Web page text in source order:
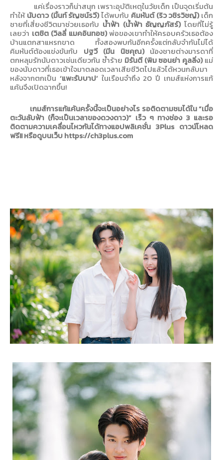
แค่เรื่องราวก็น่าสนุก เพราะอุบัติเหตุในวัยเด็ก เป็นจุดเริ่มต้น
ทำให้นับดาว(มิ้นท์ รัญชน์รวี)ได้พบกับ คิมหันต์(ริว วชิรวิชญ์)เด็ก
ชายที่เสี่ยงชีวิตมาช่วยเธอกับ น้ำฟ้า (น้ำฟ้า ธัญญภัสร์) โดยที่ไม่รู้
เลยว่า เตชิต (วิลลี่ แมคอินทอช) พ่อของเขาทำให้ครอบครัวเธอต้อง
บ้านแตกสาแหรกขาด ทั้งสองพบกันอีกครั้งแต่กลับจำกันไม่ได้
คิมหันต์ต้องแข่งขันกับ ปฐวี (มีน นิชคุณ) น้องชายต่างมารดาที่
ตกหลุมรักนับดาวเช่นเดียวกัน ซ้ำร้าย มิรันตี(พิม ซอนย่า คูลลิ่ง) แม่
ของนับดาวที่เธอเข้าใจมาตลอดเวลาเสียชีวิตไปแล้วได้หวนกลับมา
หลังจากตกเป็น ‘แพะรับบาป’ ในเรือนจำถึง 20ปี เกมส์แห่งการแก้
แค้นจึงเปิดฉากขึ้น!
เกมส์การแก้แค้นครั้งนี้จะเป็นอย่างไร รอติดตามชมได้ใน“เมื่อ
ตะวันลับฟ้า (ก็จะเป็นเวลาของดวงดาว)” เร็ว ๆ ทางช่อง 3 และรอ
ติดตามความเคลื่อนไหวกันได้ทางแอปพลิเคชั่น 3Plus ดาวน์โหลด
ฟรี!! หรือดูบนเว็บhttps://ch3plus.com